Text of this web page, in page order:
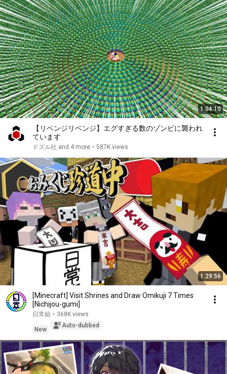
1:04:10
【リベンジリベンジ】エグすぎる数のゾンビに襲われ
ています
ドズル社 and 4 more • 587K views
1:29:56
[Minecraft] Visit Shrines and Draw Omikuji 7 Times
[Nichijou-gumi]
日常組 • 368K views
New
Auto-dubbed